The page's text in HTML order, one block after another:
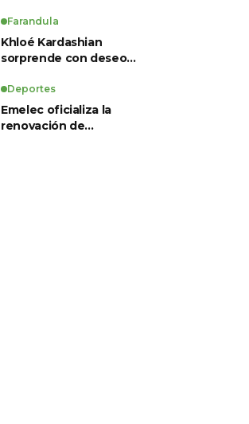
Farandula
Khloé Kardashian
sorprende con deseo
corporal y revela sus
tratamientos estéticos
Deportes
Emelec oficializa la
renovación de